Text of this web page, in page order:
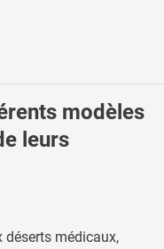
modèles
leurs
déserts médicaux,